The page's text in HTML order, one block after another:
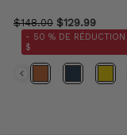
$148.00 $129.99
- 50 % DE RÉDUCTION |
$